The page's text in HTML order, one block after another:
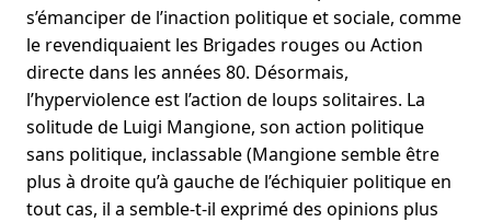
s’émanciper de l’inaction politique et sociale, comme
le revendiquaient les Brigades rouges ou Action
directe dans les années 80. Désormais,
l’hyperviolence est l’action de loups solitaires. La
solitude de Luigi Mangione, son action politique
sans politique, inclassable (Mangione semble être
plus à droite qu’à gauche de l’échiquier politique en
tout cas, il a semble-t-il exprimé des opinions plus